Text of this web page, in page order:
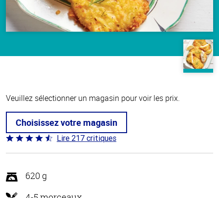
Veuillez sélectionner un magasin pour voir les prix.
Choisissez votre magasin
Coté
4.7 sur
Lire 217 critiques
620 g